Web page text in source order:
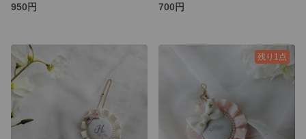
950円
700円
残り1点